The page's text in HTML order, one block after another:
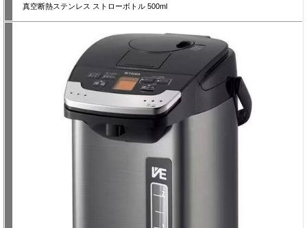
真空断熱ステンレス ストローボトル 500ml